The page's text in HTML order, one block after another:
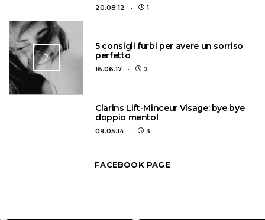
20.08.12 1
2
5 consigli furbi per avere un sorriso
perfetto
16.06.17 2
Clarins Lift-Minceur Visage: bye bye
doppio mento!
09.05.14 3
FACEBOOK PAGE